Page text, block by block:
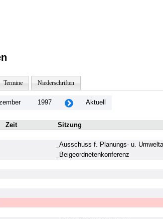
Termine Niederschriften
1997 Aktuell
Zeit Sitzung
_Ausschuss f. Planungs- u.
_Beigeordnetenkonferenz